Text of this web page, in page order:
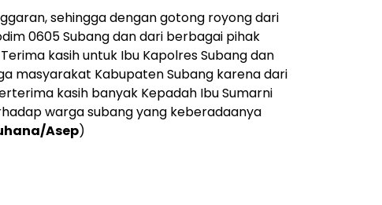
sehingga dengan gotong royong dari
0605 Subang dan dari berbagai pihak
kasih untuk Ibu Kapolres Subang dan
masyarakat Kabupaten Subang karena dari
kasih banyak Kepadah Ibu Sumarni
warga subang yang keberadaanya
Asep)